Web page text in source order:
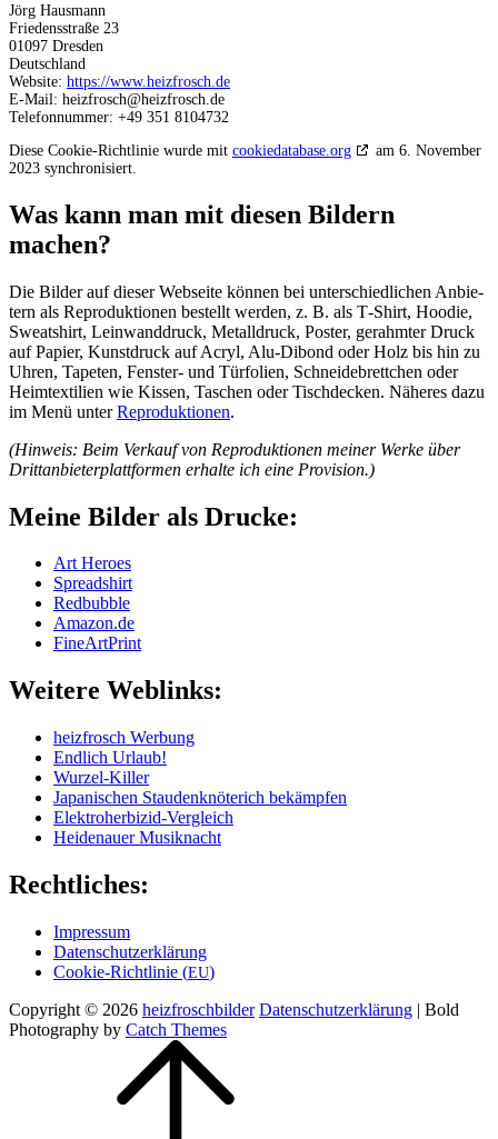
Jörg Haus­mann
Frie­dens­stra­ße 23
01097 Dresden
Deutsch­land
Web­site: https://www.heizfrosch.de
E‑Mail: heizfrosch@heizfrosch.de
Tele­fon­num­mer: +49 351 8104732
Die­se Coo­kie-Richt­li­nie wur­de mit cookiedatabase.org
am 6. Novem­ber
2023 synchronisiert.
Was kann man mit die­sen Bil­dern
machen?
Die Bil­der auf die­ser Web­sei­te kön­nen bei unter­schied­li­chen Anbie­
tern als Repro­duk­tio­nen bestellt wer­den, z. B. als T‑Shirt, Hoo­die,
Sweat­shirt, Lein­wand­druck, Metall­druck, Pos­ter, gerahm­ter Druck
auf Papier, Kunst­druck auf Acryl, Alu-Dibond oder Holz bis hin zu
Uhren, Tape­ten, Fens­ter- und Tür­fo­li­en, Schnei­de­brett­chen oder
Heim­tex­ti­li­en wie Kis­sen, Taschen oder Tisch­de­cken. Nähe­res dazu
im Menü unterRepro­duk­tio­nen.
(Hin­weis: Beim Ver­kauf von Repro­duk­tio­nen mei­ner Wer­ke über
Dritt­an­bie­ter­platt­for­men erhal­te ich eine Provision.)
Mei­ne Bil­der als Drucke:
Art Heroes
Spread­shirt
Red­bubble
Amazon.de
Fine­Art­Print
Wei­te­re Weblinks:
heiz­frosch Werbung
End­lich Urlaub!
Wur­zel-Kil­ler
Japa­ni­schen Stau­den­knö­te­rich bekämpfen
Elek­tro­her­bi­zid-Ver­gleich
Hei­de­nau­er Musiknacht
Recht­li­ches:
Impres­sum
Daten­schutz­er­klä­rung
Coo­kie-Rich­t­­li­­nie (EU)
Copyright © 2026 heizfroschbilder Daten­schutz­er­klä­rung | Bold
Photography by Catch Themes